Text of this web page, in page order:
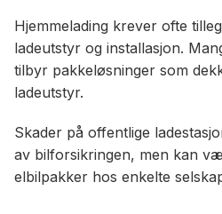
Hjemmelading krever ofte
ladeutstyr og installasjon.
tilbyr pakkeløsninger som
ladeutstyr.
Skader på offentlige
av bilforsikringen, men kan
elbilpakker hos enkelte